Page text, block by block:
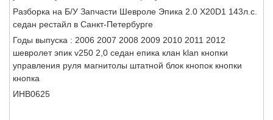
Разборка на Б/У Запчасти Шевроле Эпика 2.0 X20D1 143л.с.
седан рестайл в Санкт-Петербурге
Годы выпуска : 2006 2007 2008 2009 2010 2011 2012
шевролет эпик v250 2,0 седан епика клан klan кнопки
управления руля магнитолы штатной блок кнопок кнопки
кнопка
ИНВ0625